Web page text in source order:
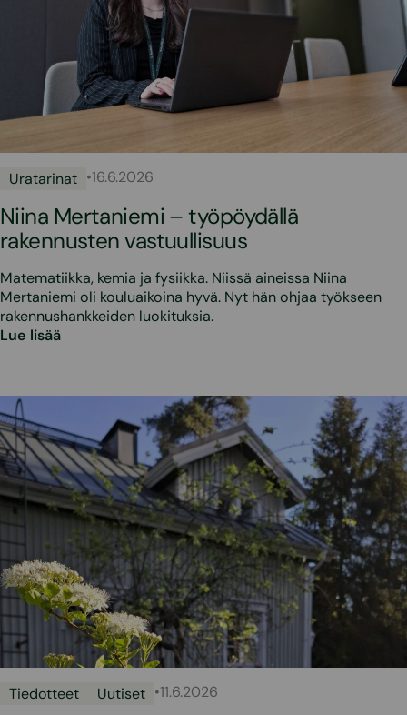
Uratarinat •16.6.2026
Niina Mertaniemi – työpöydällä
rakennusten vastuullisuus
Matematiikka, kemia ja fysiikka. Niissä aineissa Niina
Mertaniemi oli kouluaikoina hyvä. Nyt hän ohjaa työkseen
rakennushankkeiden luokituksia.
Lue lisää
Tiedotteet Uutiset •11.6.2026